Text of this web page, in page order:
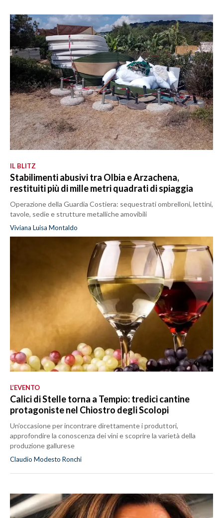
IL BLITZ
Stabilimenti abusivi tra Olbia e Arzachena,
restituiti più di mille metri quadrati di spiaggia
Operazione della Guardia Costiera: sequestrati ombrelloni, lettini,
tavole, sedie e strutture metalliche amovibili
Viviana Luisa Montaldo
L’EVENTO
Calici di Stelle torna a Tempio: tredici cantine
protagoniste nel Chiostro degli Scolopi
Un’occasione per incontrare direttamente i produttori,
approfondire la conoscenza dei vini e scoprire la varietà della
produzione gallurese
Claudio Modesto Ronchi